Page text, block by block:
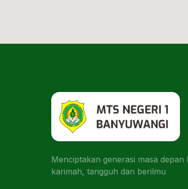
Menciptakan generasi masa
karimah, tangguh dan berilmu